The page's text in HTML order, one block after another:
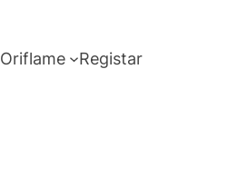
Oriflame Registar